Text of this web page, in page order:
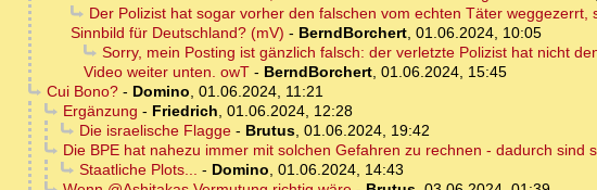
Der Polizist hat sogar vorher den falschen vom echten Täter
Sinnbild für Deutschland? (mV) - BerndBorchert, 01.06.2024, 10:05
Sorry, mein Posting ist gänzlich falsch: der verletzte Polizist hat nicht
Video weiter unten. owT - BerndBorchert, 01.06.2024, 15:45
Cui Bono?- Domino, 01.06.2024, 11:21
Ergänzung - Friedrich, 01.06.2024, 12:28
Die israelische Flagge- Brutus, 01.06.2024, 19:42
Die BPE hat nahezu immer mit solchen Gefahren zu rechnen - dadurch sind
Staatliche Plots... - Domino, 01.06.2024, 14:43